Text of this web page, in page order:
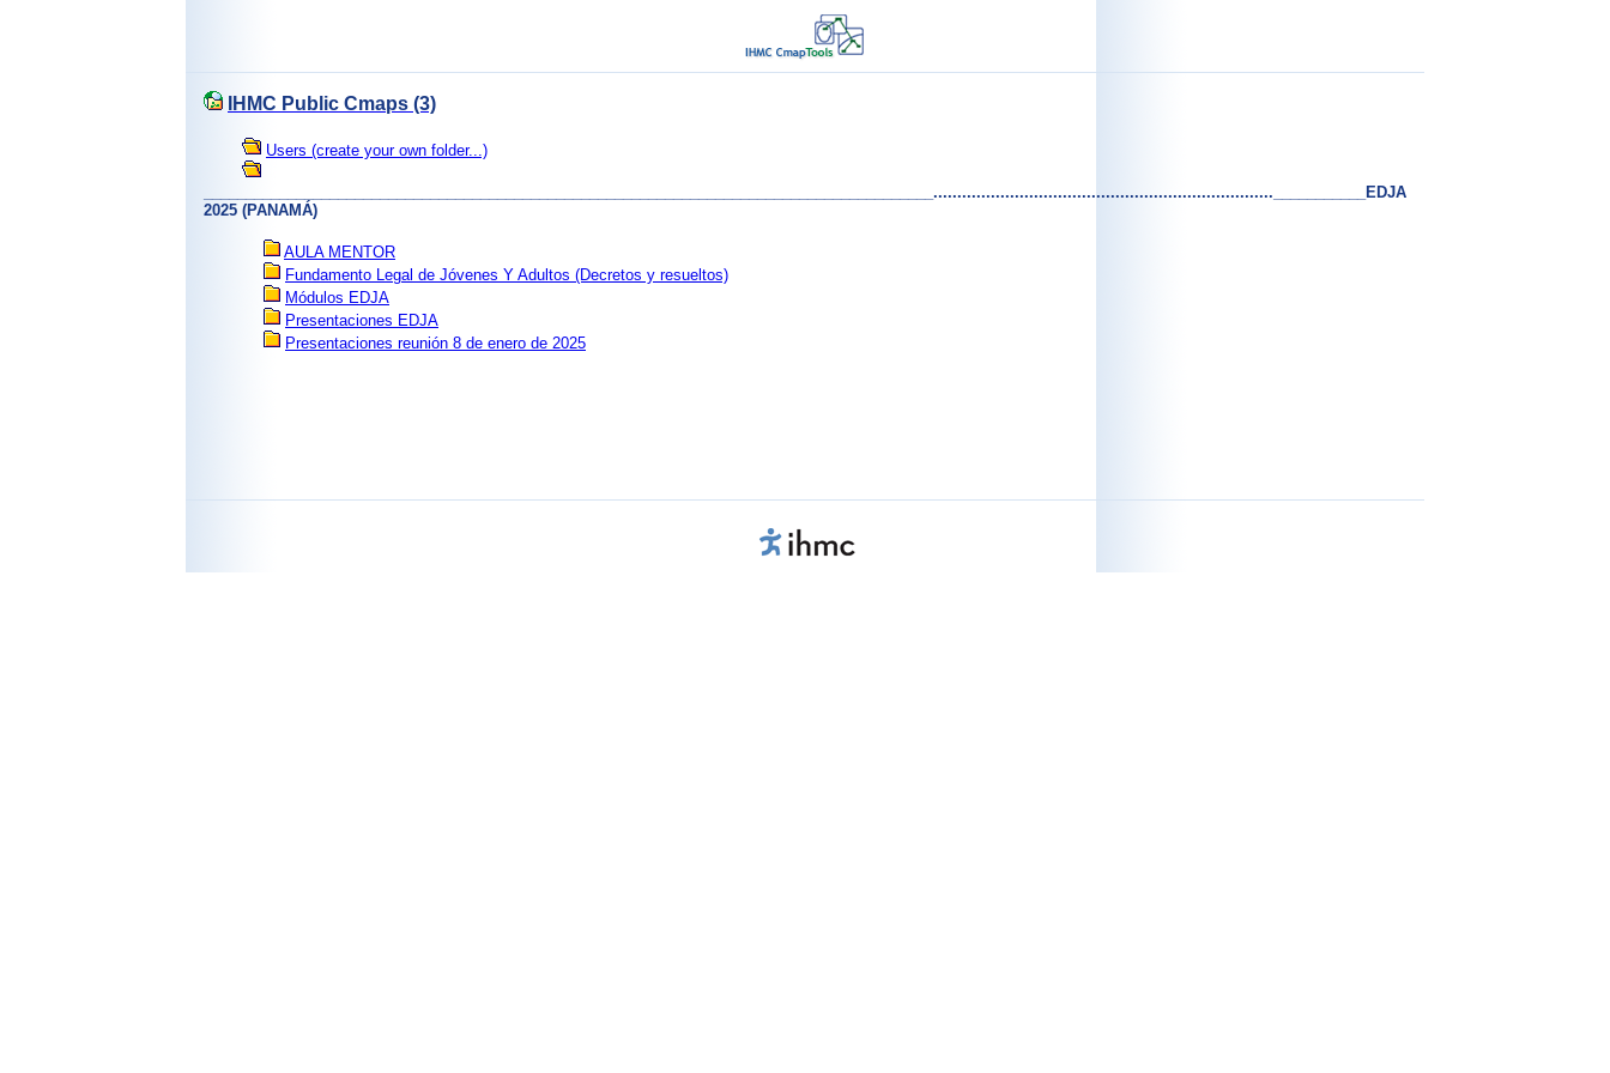
IHMC Public Cmaps (3)
Users (create your own folder...)
_______________________________________________________________________________________.......................................................................___________EDJA
2025 (PANAMÁ)
AULA MENTOR
Fundamento Legal de Jóvenes Y Adultos (Decretos y resueltos)
Módulos EDJA
Presentaciones EDJA
Presentaciones reunión 8 de enero de 2025